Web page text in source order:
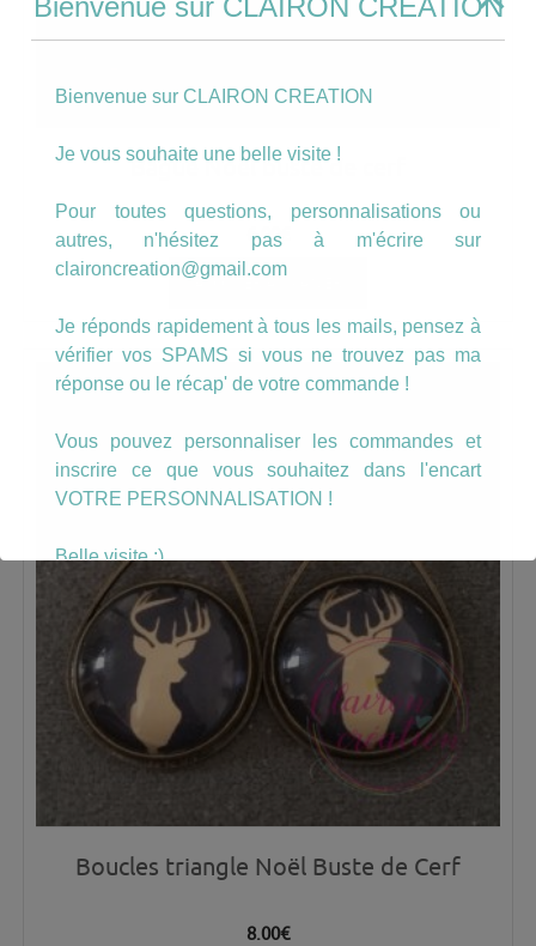
Bague Noël buste de cerf
6.00€
AJOUTER AU PANIER
Boucles triangle Noël Buste de Cerf
8.00€
Bienvenue sur CLAIRON CREATION
Je vous souhaite une belle visite !
Pour toutes questions, personnalisations ou
autres, n'hésitez pas à m'écrire sur
claironcreation@gmail.com
Je réponds rapidement à tous les mails, pensez à
vérifier vos SPAMS si vous ne trouvez pas ma
réponse ou le récap' de votre commande !
Vous pouvez personnaliser les commandes et
inscrire ce que vous souhaitez dans l'encart
VOTRE PERSONNALISATION !
Belle visite :)